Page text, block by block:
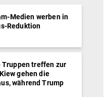
Medien werben in
Reduktion
treffen zur
gehen die
während Trump